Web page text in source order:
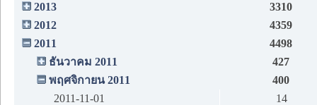
2013
3310
2012
4359
2011
4498
ธันวาคม 2011
427
พฤศจิกายน 2011
400
2011-11-01
14